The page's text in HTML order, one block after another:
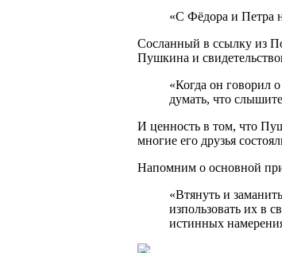
«С Фёдора и Петра
Сосланный в ссылку из
Пушкина и
«Когда он говорил
думать, что
И ценность в том, что
многие его друзья
Напомним о основной
«Втянуть и
изпользовать их в
истинных